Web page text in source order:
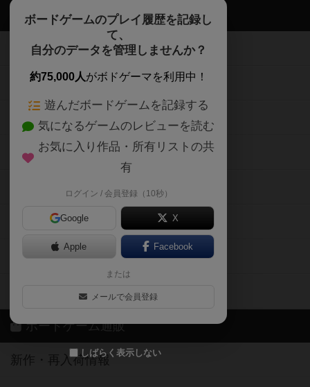
ボードゲームのプレイ履歴を記録し
て、
自分のデータを管理しませんか？
約75,000人がボドゲーマを利用中！
遊んだボードゲームを記録する
気になるゲームのレビューを読む
お気に入り作品・所有リストの共
有
ログイン / 会員登録（10秒）
Google X
Apple Facebook
または
メールで会員登録
しばらく表示しない
ボドゲーマTOP
ボードゲームを検索する
ボードゲームの新着レビュー
ボードゲーム会情報
メカニクス特集
掲示板・トピックス
ボドとも・会員一覧
ボードゲーム業界コラム
ボドゲーマご利用案内
ボードゲーム通販
新作・再入荷情報